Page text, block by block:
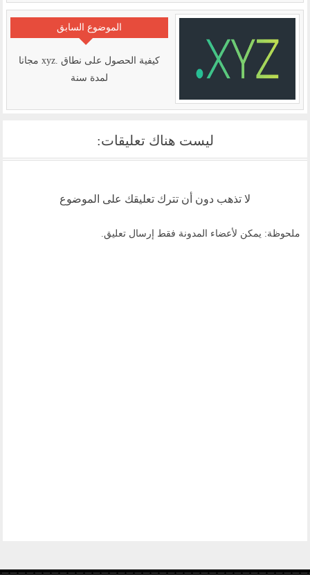
الموضوع السابق
كيفية الحصول على نطاق .xyz مجانا
لمدة سنة
ليست هناك تعليقات:
لا تذهب دون أن تترك تعليقك على الموضوع
ملحوظة: يمكن لأعضاء المدونة فقط إرسال تعليق.